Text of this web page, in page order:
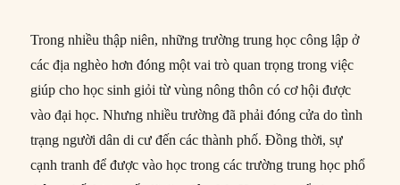
Trong nhiều thập niên, những trường trung học công lập ở
các địa nghèo hơn đóng một vai trò quan trọng trong việc
giúp cho học sinh giỏi từ vùng nông thôn có cơ hội được
vào đại học. Nhưng nhiều trường đã phải đóng cửa do tình
trạng người dân di cư đến các thành phố. Đồng thời, sự
cạnh tranh để được vào học trong các trường trung học phổ